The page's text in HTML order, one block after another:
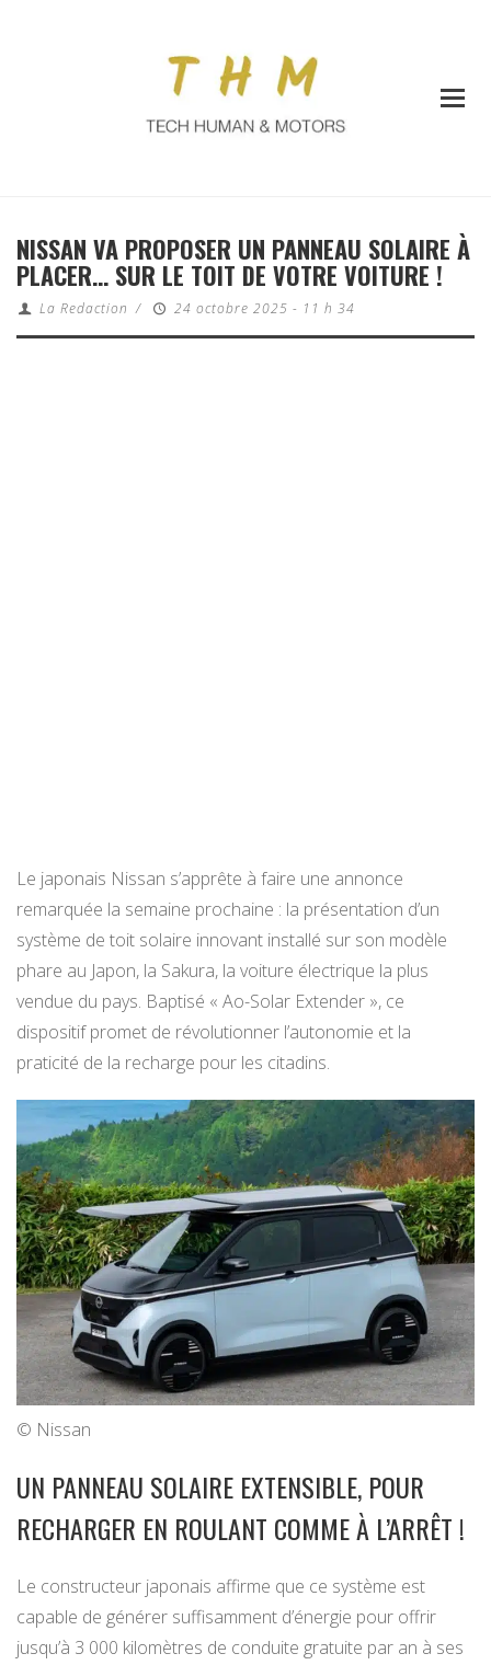
NISSAN VA PROPOSER UN PANNEAU SOLAIRE À
PLACER… SUR LE TOIT DE VOTRE VOITURE !
La Redaction / 24 octobre 2025 - 11 h 34
Le japonais Nissan s’apprête à faire une annonce
remarquée la semaine prochaine : la présentation d’un
système de toit solaire innovant installé sur son modèle
phare au Japon, la Sakura, la voiture électrique la plus
vendue du pays. Baptisé « Ao-Solar Extender », ce
dispositif promet de révolutionner l’autonomie et la
praticité de la recharge pour les citadins.
© Nissan
UN PANNEAU SOLAIRE EXTENSIBLE, POUR
RECHARGER EN ROULANT COMME À L’ARRÊT !
Le constructeur japonais affirme que ce système est
capable de générer suffisamment d’énergie pour offrir
jusqu’à 3 000 kilomètres de conduite gratuite par an à ses